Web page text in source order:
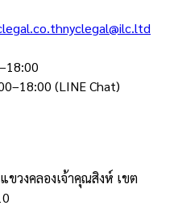
nyclegal@ilc.ltd
(LINE Chat)
วงคลองเจ้าคุณสิงห์ เขต